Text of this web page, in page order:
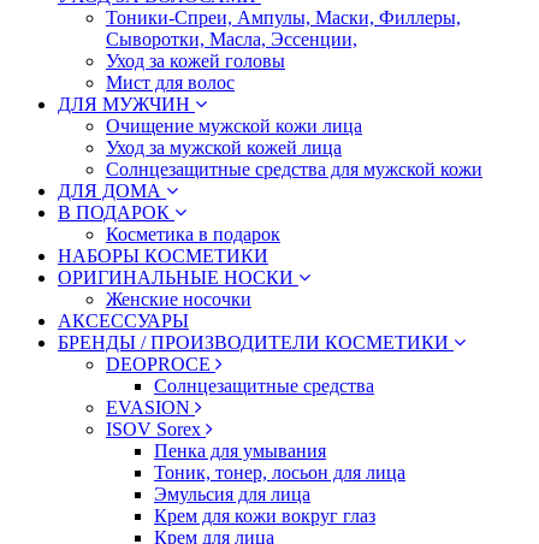
Тоники-Спреи, Ампулы, Маски, Филлеры,
Сыворотки, Масла, Эссенции,
Уход за кожей головы
Мист для волос
ДЛЯ МУЖЧИН
Очищение мужской кожи лица
Уход за мужской кожей лица
Солнцезащитные средства для мужской кожи
ДЛЯ ДОМА
В ПОДАРОК
Косметика в подарок
НАБОРЫ КОСМЕТИКИ
ОРИГИНАЛЬНЫЕ НОСКИ
Женские носочки
АКСЕССУАРЫ
БРЕНДЫ / ПРОИЗВОДИТЕЛИ КОСМЕТИКИ
DEOPROCE
Солнцезащитные средства
EVASION
ISOV Sorex
Пенка для умывания
Тоник, тонер, лосьон для лица
Эмульсия для лица
Крем для кожи вокруг глаз
Крем для лица